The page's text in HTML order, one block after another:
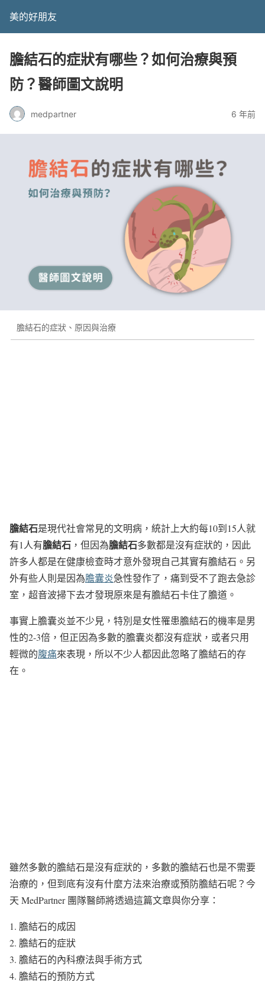
美的好朋友
膽結石的症狀有哪些？如何治療與預
防？醫師圖文說明
medpartner 6 年前
膽結石的症狀、原因與治療
膽結石是現代社會常見的文明病，統計上大約每10到15人就
有1人有膽結石 ，但因為膽結石多數都是沒有症狀的，因此
許多人都是在健康檢查時才意外發現自己其實有膽結石。另
外有些人則是因為膽囊炎急性發作了，痛到受不了跑去急診
室，超音波掃下去才發現原來是有膽結石卡住了膽道。
事實上膽囊炎並不少見，特別是女性罹患膽結石的機率是男
性的2-3倍，但正因為多數的膽囊炎都沒有症狀，或者只用
輕微的腹痛來表現，所以不少人都因此忽略了膽結石的存
在。
雖然多數的膽結石是沒有症狀的，多數的膽結石也是不需要
治療的，但到底有沒有什麼方法來治療或預防膽結石呢？今
天 MedPartner 團隊醫師將透過這篇文章與你分享：
1. 膽結石的成因
2. 膽結石的症狀
3. 膽結石的內科療法與手術方式
4. 膽結石的預防方式